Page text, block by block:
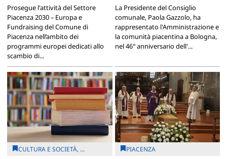
Prosegue l'attività del Settore
Piacenza 2030 – Europa e
Fundraising del Comune di
Piacenza nell’ambito dei
programmi europei dedicati allo
scambio di...
La Presidente del Consiglio
comunale, Paola Gazzolo, ha
rappresentato l'Amministrazione e
la comunità piacentina a Bologna,
nel 46° anniversario dell'...
CULTURA E SOCIETÀ, ... PIACENZA